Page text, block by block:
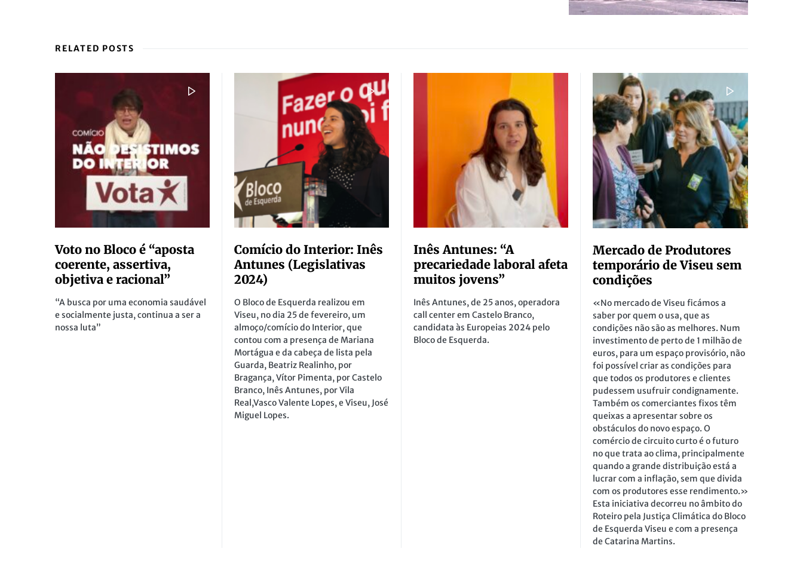
RELATED POSTS
Voto no Bloco é “aposta
coerente, assertiva,
objetiva e racional”
“A busca por uma economia saudável
e socialmente justa, continua a ser a
nossa luta”
Comício do Interior: Inês
Antunes (Legislativas
2024)
O Bloco de Esquerda realizou em
Viseu, no dia 25 de fevereiro, um
almoço/comício do Interior, que
contou com a presença de Mariana
Mortágua e da cabeça de lista pela
Guarda, Beatriz Realinho, por
Bragança, Vítor Pimenta, por Castelo
Branco, Inês Antunes, por Vila
Real,Vasco Valente Lopes, e Viseu, José
Miguel Lopes.
Inês Antunes: “A
precariedade laboral afeta
muitos jovens”
Inês Antunes, de 25 anos, operadora
call center em Castelo Branco,
candidata às Europeias 2024 pelo
Bloco de Esquerda.
Mercado de Produtores
temporário de Viseu sem
condições
«No mercado de Viseu ficámos a
saber por quem o usa, que as
condições não são as melhores. Num
investimento de perto de 1 milhão de
euros, para um espaço provisório, não
foi possível criar as condições para
que todos os produtores e clientes
pudessem usufruir condignamente.
Também os comerciantes fixos têm
queixas a apresentar sobre os
obstáculos do novo espaço. O
comércio de circuito curto é o futuro
no que trata ao clima, principalmente
quando a grande distribuição está a
lucrar com a inflação, sem que divida
com os produtores esse rendimento.»
Esta iniciativa decorreu no âmbito do
Roteiro pela Justiça Climática do Bloco
de Esquerda Viseu e com a presença
de Catarina Martins.